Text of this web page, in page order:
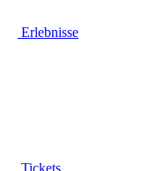
Erlebnisse
Tickets